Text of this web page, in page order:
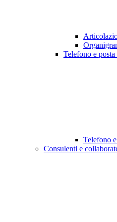
Telefono e posta
Telefono
Consulenti e